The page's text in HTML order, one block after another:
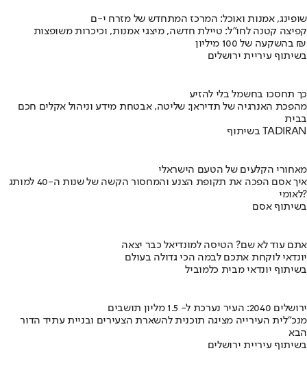
שופינג, אמנות ואוכל: המרכז המתחדש של מזרח י-ם
קפיצה קטנה לחו"ל: טיילת חדשה, מיצגי אמנות, וכיכרות משופצות
בהשקעה של 100 מיליון ₪
בשיתוף עיריית ירושלים
כך תחסכו בחשמל בלי להזיע
מהפכת האנרגיה של תדיראן: שליטה, אבטחת מידע וניהול אקלים חכם
בבית
בשיתוף TADIRAN
מאחורי הקלעים של הטעם הישראלי
איך אסם הפכה את תקופת הצנע והמחסור הקשה של שנות ה-40 למותג
לאומי?
בשיתוף אסם
אתם עוד לא שם? הטיסה למונדיאל כבר יצאה
יונדאי לוקחת אתכם לבמה הכי גדולה בעולם
בשיתוף יונדאי מבית כלמוביל
ירושלים 2040: העיר נערכת ל- 1.5 מליון תושבים
מנכ"לית העירייה מציגה תוכנית להשארת הצעירים ובניית עתיד הדור
הבא
בשיתוף עיריית ירושלים